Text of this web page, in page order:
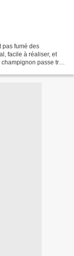
pas fumé des
facile à réaliser, et
passe très